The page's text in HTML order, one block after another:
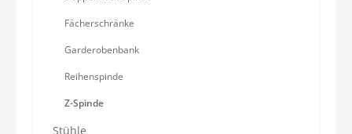
Fächerschränke
Garderobenbank
Reihenspinde
Z-Spinde
Stühle